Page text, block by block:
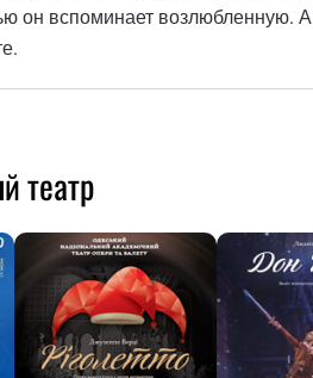
он вспоминает возлюбленную.
театр